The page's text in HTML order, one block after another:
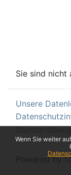
Wenn Sie weiter
Sie sind nicht
Unsere
Powered by